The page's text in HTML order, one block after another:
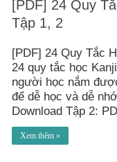
[PDF] 24 Quy
Tập 1, 2
[PDF] 24 Quy Tắc
24 quy tắc học
người học nắm
để dễ học và dễ
Download Tập 2:
Xem thêm »